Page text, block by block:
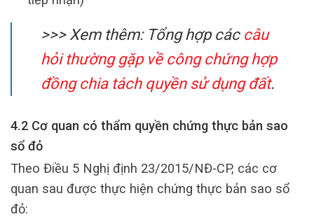
>>> Xem thêm: Tổng hợp các câu
hỏi thường gặp về công chứng hợp
đồng chia tách quyền sử dụng đất.
4.2 Cơ quan có thẩm quyền chứng thực bản sao
sổ đỏ
Theo Điều 5 Nghị định 23/2015/NĐ-CP, các cơ
quan sau được thực hiện chứng thực bản sao sổ
đỏ: